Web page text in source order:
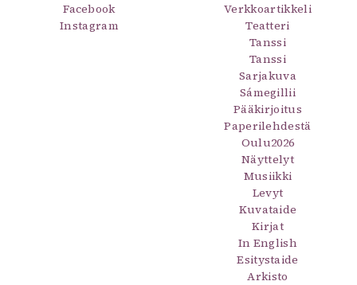
Facebook
Instagram
Verkkoartikkeli
Teatteri
Tanssi
Tanssi
Sarjakuva
Sámegillii
Pääkirjoitus
Paperilehdestä
Oulu2026
Näyttelyt
Musiikki
Levyt
Kuvataide
Kirjat
In English
Esitystaide
Arkisto